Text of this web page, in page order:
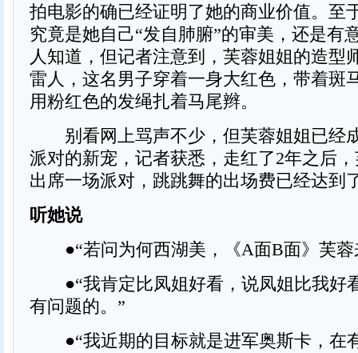
拍电影的确已经证明了她的商业价值。至
究竟是她自己“发自肺腑”的审美，还是有
人知道，但记者注意到，芙蓉姐姐的造型
雷人，这名男子穿着一身大红色，带着斑
用粉红色的发绳扎着马尾辫。
别看网上骂声不少，但芙蓉姐姐已经
派对的新宠，记者获悉，走红了2年之后
出席一场派对，跳跳舞的出场费已经达到
听她说
●“若问为何西湖美，《A面B面》芙蓉
●“我肯定比凤姐好看，说凤姐比我好
有问题的。”
●“我近期的目标就是进军奥斯卡，在